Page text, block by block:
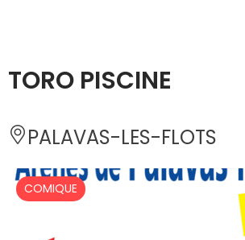
TORO PISCINE
PALAVAS-LES-FLOTS
COMIQUE